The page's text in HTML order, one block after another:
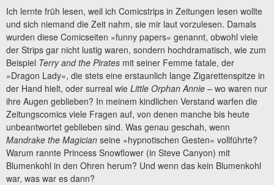
Ich lernte früh lesen, weil ich Comicstrips in Zeitungen lesen wollte
und sich niemand die Zeit nahm, sie mir laut vorzulesen. Damals
wurden diese Comicseiten »funny papers« genannt, obwohl viele
der Strips gar nicht lustig waren, sondern hochdramatisch, wie zum
Beispiel Terry and the Pirates mit seiner Femme fatale, der
»Dragon Lady«, die stets eine erstaunlich lange Zigarettenspitze in
der Hand hielt, oder surreal wie Little Orphan Annie – wo waren nur
ihre Augen geblieben? In meinem kindlichen Verstand warfen die
Zeitungscomics viele Fragen auf, von denen manche bis heute
unbeantwortet geblieben sind. Was genau geschah, wenn
Mandrake the Magician seine »hypnotischen Gesten« vollführte?
Warum rannte Princess Snowflower (in Steve Canyon) mit
Blumenkohl in den Ohren herum? Und wenn das kein Blumenkohl
war, was war es dann?